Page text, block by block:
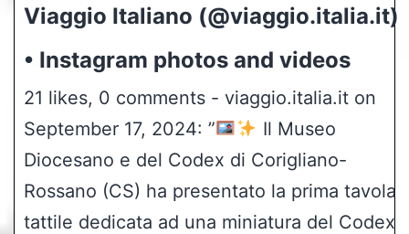
Viaggio Italiano (@viaggio.italia.it)
• Instagram photos and videos
21 likes, 0 comments - viaggio.italia.it on
September 17, 2024: ”
Il Museo
Diocesano e del Codex di Corigliano-
Rossano (CS) ha presentato la prima tavola
tattile dedicata ad una miniatura del Codex